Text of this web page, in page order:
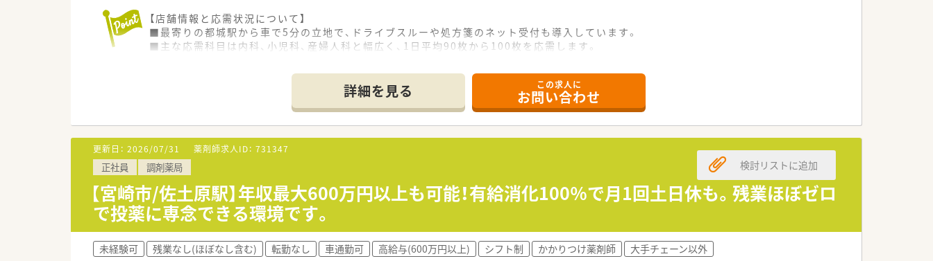
【店舗情報と応需状況について】
■最寄りの都城駅から車で5分の立地で、ドライブスルーや処方箋のネット受付も導入しています。
■主な応需科目は内科、小児科、産婦人科と幅広く、1日平均90枚から100枚を応需します。
■地域医療への貢献を担う、管理薬剤師ポジションの欠員補充を目的とした募集となります。
■薬局の運営やマネジメント業務に関心があり、キャリアアップを目指したい方を求めています。
■在宅医療やかかりつけ業務にも前向きで、患者様やスタッフとの対話を大切にできる方を歓迎します。
【勤務実態について】
■近隣に系列店舗があるためヘルプ体制が充実しており、安心して業務に集中できます。
■リフレッシュ休暇制度も完備されており、仕事と私生活のメリハリをつけて働けます。
■会社都合による転勤はないため、一つの場所で腰を据えて管理職として活躍できます。
【職場環境と雰囲気】
■薬剤師が常時2名以上、事務スタッフも4.5名と、手厚い人員体制が整っています。
■育児休暇からの復帰率は100%で、子育てへの深い理解と協力体制が根付いています。
詳細を見る この求人に
お問い合わせ
更新日： 2026/07/31 薬剤師求人ID： 731347
正社員 調剤薬局
【宮崎市/佐土原駅】年収最大600万円以上も可能！有給消化100％で月1回土日休も。残業ほぼゼロ
で投薬に専念できる環境です。
検討リストに追加
未経験可 残業なし(ほぼなし含む) 転勤なし 車通勤可 高給与(600万円以上) シフト制 かかりつけ薬剤師 大手チェーン以外